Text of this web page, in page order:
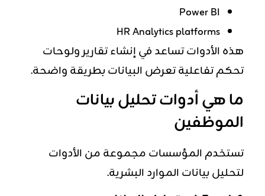
Power BI
HR Analytics platforms
هذه الأدوات تساعد في إنشاء تقارير ولوحات
تحكم تفاعلية تعرض البيانات بطريقة واضحة.
ما هي أدوات تحليل بيانات
الموظفين
تستخدم المؤسسات مجموعة من الأدوات
لتحليل بيانات الموارد البشرية.